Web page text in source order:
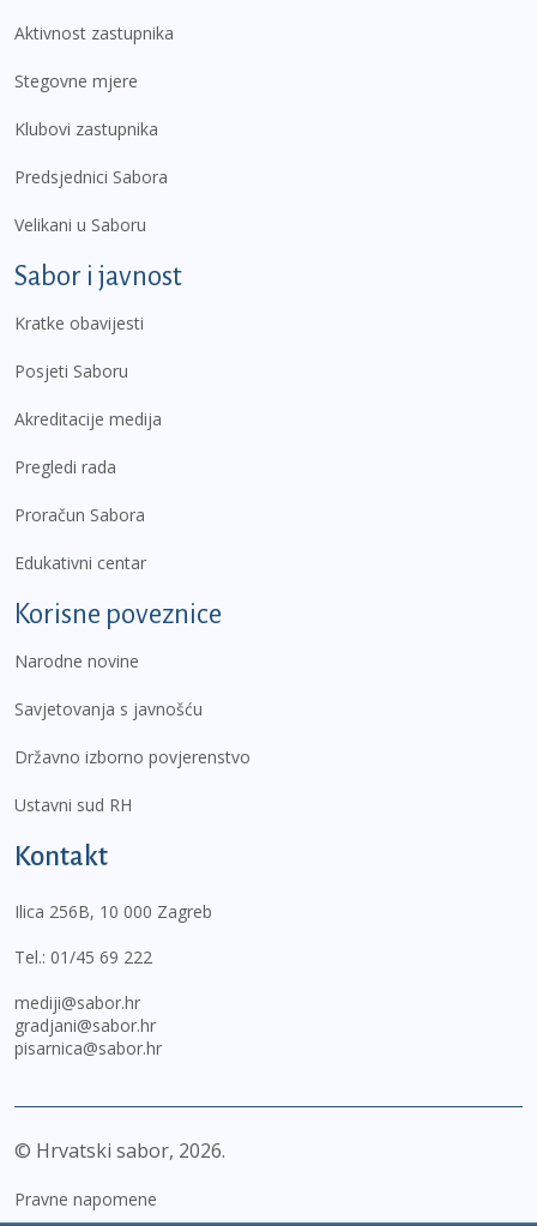
Aktivnost zastupnika
Stegovne mjere
Klubovi zastupnika
Predsjednici Sabora
Velikani u Saboru
Sabor i javnost
Kratke obavijesti
Posjeti Saboru
Akreditacije medija
Pregledi rada
Proračun Sabora
Edukativni centar
Korisne poveznice
Narodne novine
Savjetovanja s javnošću
Državno izborno povjerenstvo
Ustavni sud RH
Kontakt
Ilica 256B, 10 000 Zagreb
Tel.: 01/45 69 222
mediji@sabor.hr
gradjani@sabor.hr
pisarnica@sabor.hr
© Hrvatski sabor, 2026
Pravne napomene